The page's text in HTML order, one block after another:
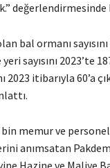
değerlendirmesinde
bal ormanı sayısını
sayısını 2023’te
itibarıyla 60’a
memur ve personel
anımsatan